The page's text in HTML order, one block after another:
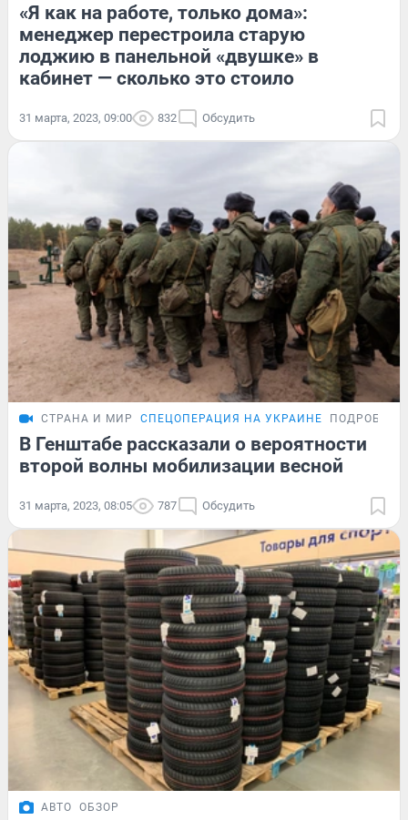
«Я как на работе, только дома»:
менеджер перестроила старую
лоджию в панельной «двушке» в
кабинет — сколько это стоило
31 марта, 2023, 09:00 832 Обсудить
СТРАНА И МИР СПЕЦОПЕРАЦИЯ НА УКРАИНЕ
В Генштабе рассказали о вероятности
второй волны мобилизации весной
31 марта, 2023, 08:05 787 Обсудить
АВТО ОБЗОР